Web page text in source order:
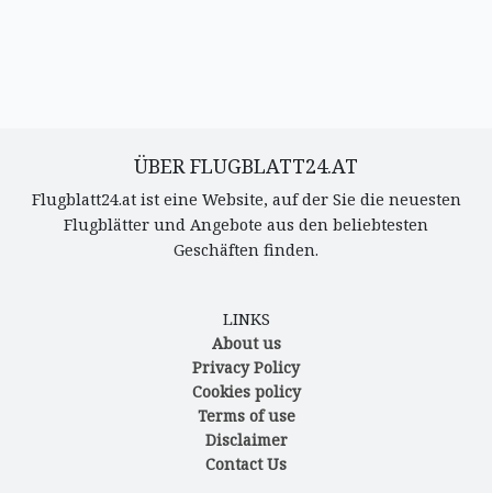
ÜBER FLUGBLATT24.AT
Flugblatt24.at ist eine Website, auf der Sie die neuesten
Flugblätter und Angebote aus den beliebtesten
Geschäften finden.
LINKS
About us
Privacy Policy
Cookies policy
Terms of use
Disclaimer
Contact Us